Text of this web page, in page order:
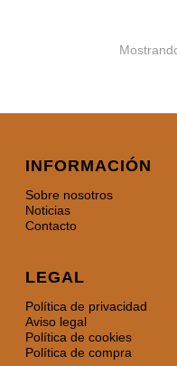
INFORMACIÓN
Sobre nosotros
Noticias
Contacto
LEGAL
Política de privacidad
Aviso legal
Política de cookies
Política de compra